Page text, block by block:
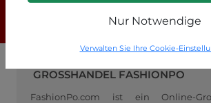
Nur Notwendige
Verwalten Sie Ihre Cookie-
F.A.Q.
GROSSHANDEL FASHIONPO
FashionPo.com ist ein Online-